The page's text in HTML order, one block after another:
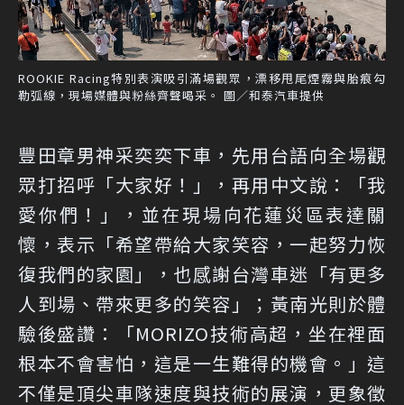
ROOKIE Racing特別表演吸引滿場觀眾，漂移甩尾煙霧與胎痕勾
勒弧線，現場媒體與粉絲齊聲喝采。 圖／和泰汽車提供
豐田章男神采奕奕下車，先用台語向全場觀
眾打招呼「大家好！」，再用中文說：「我
愛你們！」，並在現場向花蓮災區表達關
懷，表示「希望帶給大家笑容，一起努力恢
復我們的家園」，也感謝台灣車迷「有更多
人到場、帶來更多的笑容」；黃南光則於體
驗後盛讚：「MORIZO技術高超，坐在裡面
根本不會害怕，這是一生難得的機會。」這
不僅是頂尖車隊速度與技術的展演，更象徵